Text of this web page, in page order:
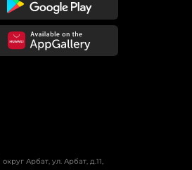
Арбат, ул. Арбат, д.11,